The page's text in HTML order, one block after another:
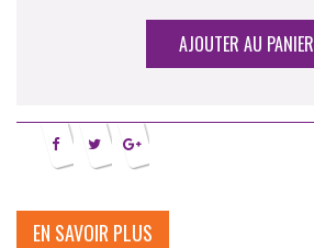
AJOUTER AU PANIER
EN SAVOIR PLUS